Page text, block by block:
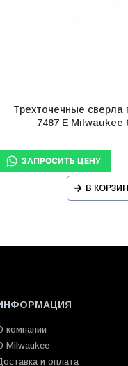
Трехточечные сверла
7487 E Milwaukee
В
компании
Milwaukee
и оплата